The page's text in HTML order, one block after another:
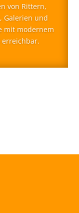
von Rittern,
Galerien und
mit modernem
erreichbar.